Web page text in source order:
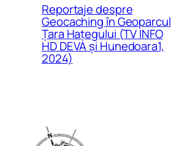
Reportaje despre
Geocaching în Geoparcul
Țara Hațegului (TV INFO
HD DEVA și Hunedoara1,
2024)